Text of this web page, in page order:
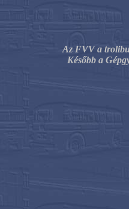
Az FVV a
Később a